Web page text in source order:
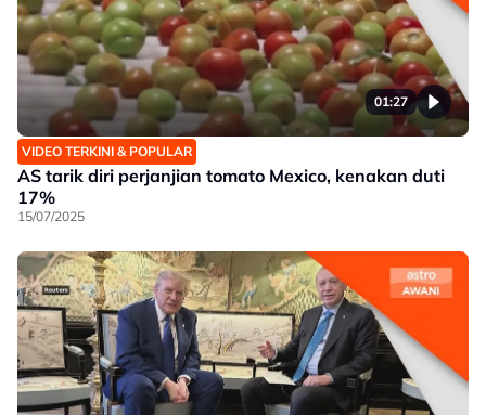
01:27
VIDEO TERKINI & POPULAR
AS tarik diri perjanjian tomato Mexico, kenakan duti
17%
15/07/2025